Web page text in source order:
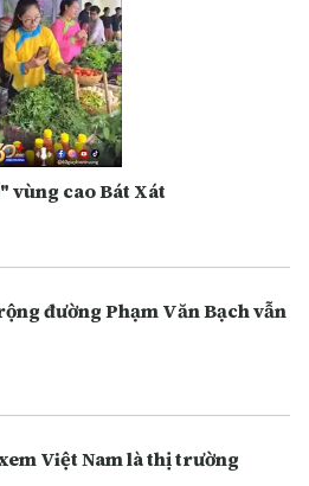
vùng cao Bát Xát
đường Phạm Văn Bạch vẫn
Việt Nam là thị trường